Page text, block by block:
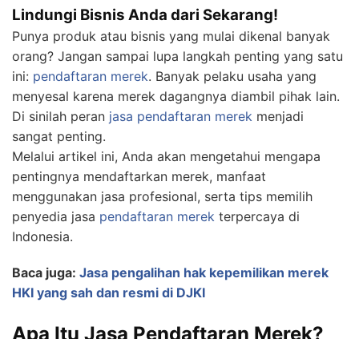
Lindungi Bisnis Anda dari Sekarang!
Punya produk atau bisnis yang mulai dikenal banyak
orang? Jangan sampai lupa langkah penting yang satu
ini: pendaftaran merek. Banyak pelaku usaha yang
menyesal karena merek dagangnya diambil pihak lain.
Di sinilah peran jasa pendaftaran merek menjadi
sangat penting.
Melalui artikel ini, Anda akan mengetahui mengapa
pentingnya mendaftarkan merek, manfaat
menggunakan jasa profesional, serta tips memilih
penyedia jasa pendaftaran merek terpercaya di
Indonesia.
Baca juga: Jasa pengalihan hak kepemilikan merek
HKI yang sah dan resmi di DJKI
Apa Itu Jasa Pendaftaran Merek?